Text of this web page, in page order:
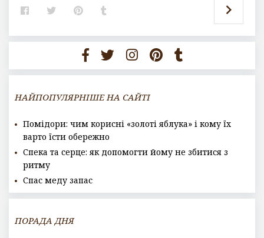
F
e
o
k
T
t
r
P
t
e
r
e
s
b
l
r
НАЙПОПУЛЯРНІШЕ НА САЙТІ
Помідори: чим корисні «золоті яблука» і кому їх
варто їсти обережно
Спека та серце: як допомогти йому не збитися з
ритму
Спас меду запас
ПОРАДА ДНЯ